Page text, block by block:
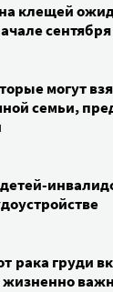
клещей
сентября
могут
семьи,
рака груди
жизненно